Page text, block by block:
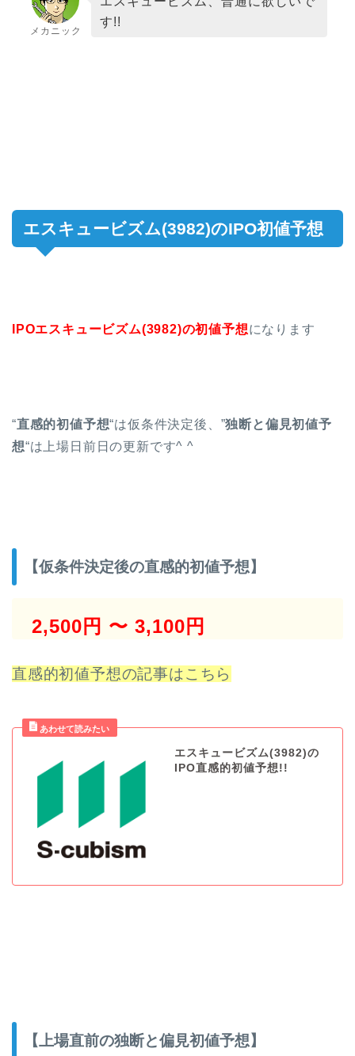
メカニック
す!!
エスキュービズム(3982)のIPO初値予想
IPOエスキュービズム(3982)の初値予想になります
“直感的初値予想“は仮条件決定後、”独断と偏見初値予
想“は上場日前日の更新です^ ^
【仮条件決定後の直感的初値予想】
2,500円 〜 3,100円
直感的初値予想の記事はこちら
エスキュービズム(3982)の
IPO直感的初値予想!!
【上場直前の独断と偏見初値予想】